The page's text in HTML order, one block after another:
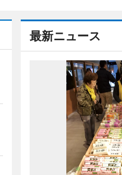
最新ニュース